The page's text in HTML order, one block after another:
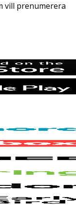
vill prenumerera